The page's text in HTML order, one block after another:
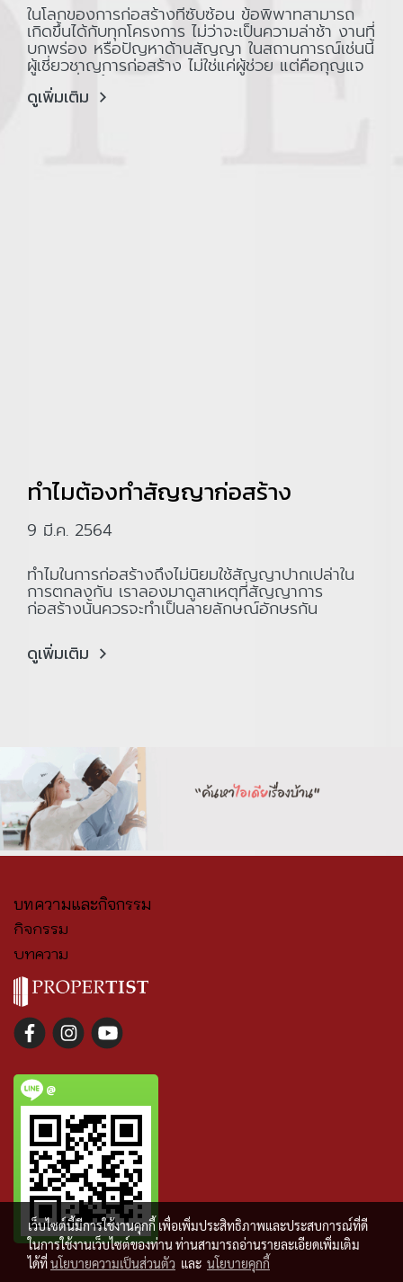
ในโลกของการก่อสร้างที่ซับซ้อน ข้อพิพาทสามารถ
เกิดขึ้นได้กับทุกโครงการ ไม่ว่าจะเป็นความล่าช้า งานที่
บกพร่อง หรือปัญหาด้านสัญญา ในสถานการณ์เช่นนี้
ผู้เชี่ยวชาญการก่อสร้าง ไม่ใช่แค่ผู้ช่วย แต่คือกุญแจ
สำคัญที่จะนำพาโครงการกลับคืนสู่ความยุติธรรม
ดูเพิ่มเติม
ทำไมต้องทำสัญญาก่อสร้าง
9 มี.ค. 2564
ทำไมในการก่อสร้างถึงไม่นิยมใช้สัญญาปากเปล่าใน
การตกลงกัน เราลองมาดูสาเหตุที่สัญญาการ
ก่อสร้างนั้นควรจะทำเป็นลายลักษณ์อักษรกัน
ดูเพิ่มเติม
บทความและกิจกรรม
กิจกรรม
บทความ
@
เว็บไซต์นี้มีการใช้งานคุกกี้ เพื่อเพิ่มประสิทธิภาพและประสบการณ์ที่ดี
ในการใช้งานเว็บไซต์ของท่าน ท่านสามารถอ่านรายละเอียดเพิ่มเติม
ได้ที่นโยบายความเป็นส่วนตัว และ นโยบายคุกกี้